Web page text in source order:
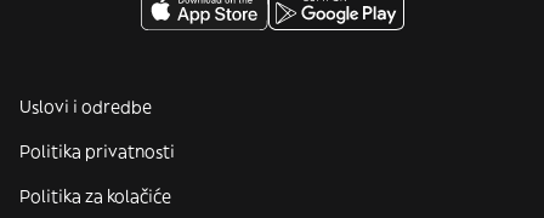
Uslovi i odredbe
Politika privatnosti
Politika za kolačiće